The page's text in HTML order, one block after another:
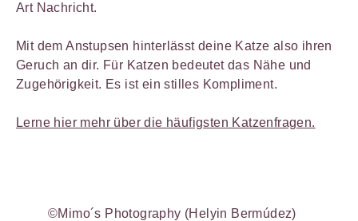
Art Nachricht.
Mit dem Anstupsen hinterlässt deine Katze also ihren
Geruch an dir. Für Katzen bedeutet das Nähe und
Zugehörigkeit. Es ist ein stilles Kompliment.
Lerne hier mehr über die häufigsten Katzenfragen.
©Mimo´s Photography (Helyin Bermúdez)